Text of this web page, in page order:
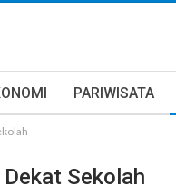
PARIWISATA
Sekolah